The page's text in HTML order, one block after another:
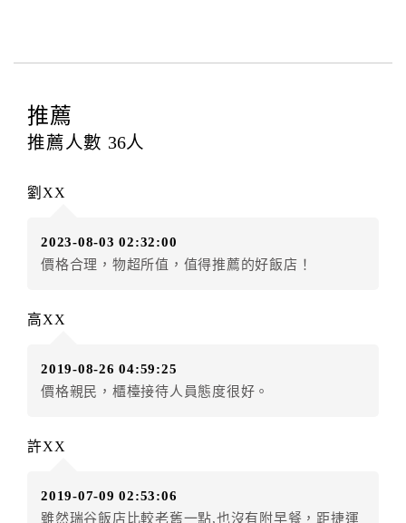
四、訂單異動
提出申辦不得異動訂單。
每筆訂單異動限定
辦理取消退款。
房者應補足差額。（限原訂飯店）
房者不得要求退其差額。（限原訂飯店）
額3個月
．訂房者使用「保留住宿金額」時，請注意！為避免飯
店客滿，敬請及早計畫，如逾時未提出申辦，視同無條
．每筆訂單異動限定乙次，限原訂飯店，異動完成後不
訂房者應補足差額。 限原訂飯店
推薦
推薦人數 36人
劉XX
2023-08-03 02:32:00
價格合理，物超所值，值得推薦的好飯店！
高XX
2019-08-26 04:59:25
價格親民，櫃檯接待人員態度很好。
許XX
2019-07-09 02:53:06
雖然瑞谷飯店比較老舊一點,也沒有附早餐，距捷運